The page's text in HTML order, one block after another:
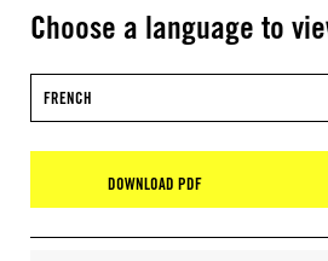
Choose a language to
FRENCH
DOWNLOAD PDF